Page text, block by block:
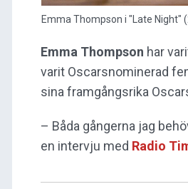
Emma Thompson i "Late Night"
Emma Thompson har
varit Oscarsnominerad
sina framgångsrika
– Båda gångerna jag
en intervju med Radio